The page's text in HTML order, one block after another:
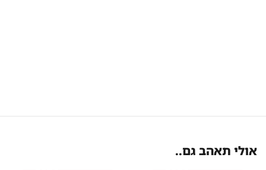
אולי תאהב גם..